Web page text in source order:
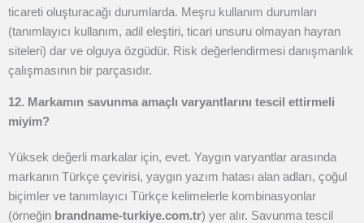
ticareti oluşturacağı durumlarda. Meşru kullanım durumları
(tanımlayıcı kullanım, adil eleştiri, ticari unsuru olmayan hayran
siteleri) dar ve olguya özgüdür. Risk değerlendirmesi danışmanlık
çalışmasının bir parçasıdır.
12. Markamın savunma amaçlı varyantlarını tescil ettirmeli
miyim?
Yüksek değerli markalar için, evet. Yaygın varyantlar arasında
markanın Türkçe çevirisi, yaygın yazım hatası alan adları, çoğul
biçimler ve tanımlayıcı Türkçe kelimelerle kombinasyonlar
(örneğin brandname-turkiye.com.tr) yer alır. Savunma tescil